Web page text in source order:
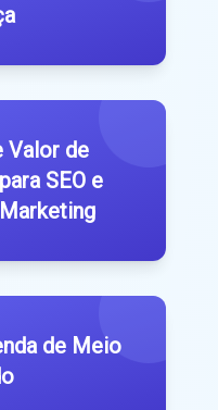
Valor de
SEO e
de Meio